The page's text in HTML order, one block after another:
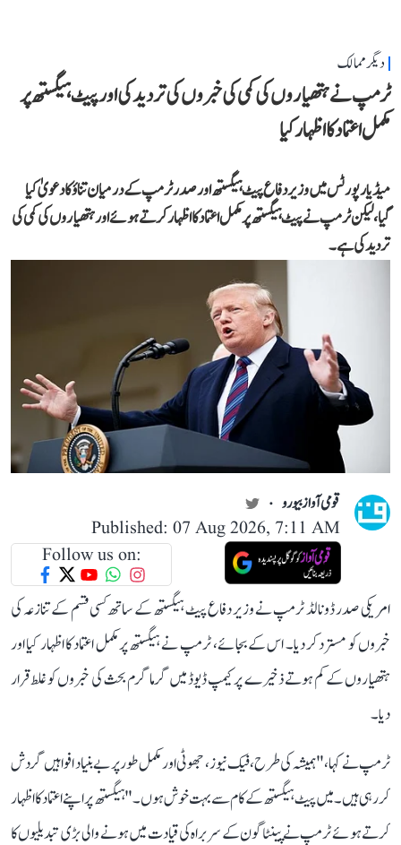
دیگر ممالک
ٹرمپ نے ہتھیاروں کی کمی کی خبروں کی تردید کی اور پیٹ ہیگستھ پر
مکمل اعتماد کا اظہار کیا
میڈیا رپورٹس میں وزیر دفاع پیٹ ہیگستھ اور صدر ٹرمپ کے درمیان تناؤ کا دعویٰ کیا
گیا، لیکن ٹرمپ نے پیٹ ہیگستھ پر مکمل اعتماد کا اظہار کرتے ہوئے اور ہتھیاروں کی کمی کی
تردید کی ہے۔
قومی آواز بیورو
Published: 07 Aug 2026, 7:11 AM
Follow us on:
امریکی صدر ڈونالڈ ٹرمپ نے وزیر دفاع پیٹ ہیگستھ کے ساتھ کسی قسم کے تنازعہ کی
خبروں کو مسترد کر دیا۔ اس کے بجائے، ٹرمپ نے ہیگستھ پر مکمل اعتماد کا اظہار کیا اور
ہتھیاروں کے کم ہوتے ذخیرے پر کیمپ ڈیوڈ میں گرما گرم بحث کی خبروں کو غلط قرار
دیا۔
ٹرمپ نے کہا، "ہمیشہ کی طرح، فیک نیوز ، جھوٹی اور مکمل طور پر بے بنیاد افواہیں گردش
کر رہی ہیں۔ میں پیٹ ہیگستھ کے کام سے بہت خوش ہوں۔" ہیگستھ پر اپنے اعتماد کا اظہار
کرتے ہوئے ٹرمپ نے پینٹاگون کے سربراہ کی قیادت میں ہونے والی بڑی تبدیلیوں کا